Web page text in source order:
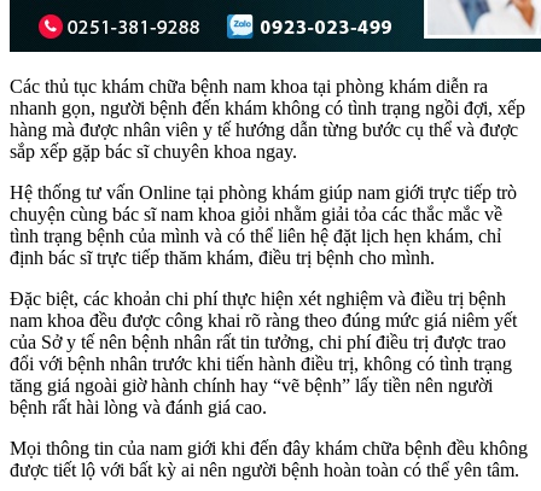
Các thủ tục khám chữa bệnh nam khoa tại phòng khám diễn ra
nhanh gọn, người bệnh đến khám không có tình trạng ngồi đợi, xếp
hàng mà được nhân viên y tế hướng dẫn từng bước cụ thể và được
sắp xếp gặp bác sĩ chuyên khoa ngay.
Hệ thống tư vấn Online tại phòng khám giúp nam giới trực tiếp trò
chuyện cùng bác sĩ nam khoa giỏi nhằm giải tỏa các thắc mắc về
tình trạng bệnh của mình và có thể liên hệ đặt lịch hẹn khám, chỉ
định bác sĩ trực tiếp thăm khám, điều trị bệnh cho mình.
Đặc biệt, các khoản chi phí thực hiện xét nghiệm và điều trị bệnh
nam khoa đều được công khai rõ ràng theo đúng mức giá niêm yết
của Sở y tế nên bệnh nhân rất tin tưởng, chi phí điều trị được trao
đổi với bệnh nhân trước khi tiến hành điều trị, không có tình trạng
tăng giá ngoài giờ hành chính hay “vẽ bệnh” lấy tiền nên người
bệnh rất hài lòng và đánh giá cao.
Mọi thông tin của nam giới khi đến đây khám chữa bệnh đều không
được tiết lộ với bất kỳ ai nên người bệnh hoàn toàn có thể yên tâm.